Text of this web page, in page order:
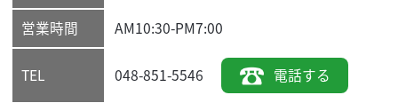
営業時間
AM10:30-PM7:00
TEL 048-851-5546 電話する